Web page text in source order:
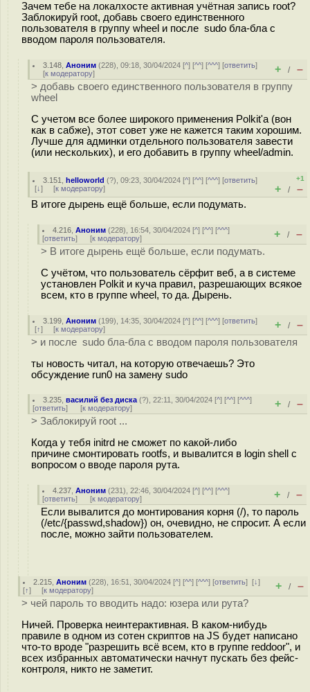
Зачем тебе на локалхосте активная учётная запись root?
Заблокируй root, добавь своего единственного
пользователя в группу wheel и после sudo бла-бла с
вводом пароля пользователя.
3.148 ,Аноним (228), 09:18, 30/04/2024 [^] [^^] [^^^] [ответить]
[к модератору] + / –
> добавь своего единственного пользователя в группу
wheel
С учетом все более широкого применения Polkit'а (вон
как в сабже), этот совет уже не кажется таким хорошим.
Лучше для админки отдельного пользователя завести
(или нескольких), и его добавить в группу wheel/admin.
3.151 ,helloworld (?), 09:23, 30/04/2024 [^] [^^] [^^^] [ответить]
[↓] [к модератору]
+1
+ / –
В итоге дырень ещё больше, если подумать.
4.216 ,Аноним (228), 16:54, 30/04/2024 [^] [^^] [^^^]
[ответить] [к модератору] + / –
> В итоге дырень ещё больше, если подумать.
С учётом, что пользователь сёрфит веб, а в системе
установлен Polkit и куча правил, разрешающих всякое
всем, кто в группе wheel, то да. Дырень.
3.199 ,Аноним (199), 14:35, 30/04/2024 [^] [^^] [^^^] [ответить]
[↑] [к модератору] + / –
> и после sudo бла-бла с вводом пароля пользователя
ты новость читал, на которую отвечаешь? Это
обсуждение run0 на замену sudo
3.235 ,василий без диска (?), 22:11, 30/04/2024 [^] [^^] [^^^]
[ответить] [к модератору] + / –
> Заблокируй root ...
Когда у тебя initrd не сможет по какой-либо
причине смонтировать rootfs, и вывалится в login shell с
вопросом о вводе пароля рута.
4.237 ,Аноним (231), 22:46, 30/04/2024 [^] [^^] [^^^]
[ответить] [к модератору] + / –
Если вывалится до монтирования корня (/), то пароль
(/etc/{passwd,shadow}) он, очевидно, не спросит. А если
после, можно зайти пользователем.
2.215 ,Аноним (228), 16:51, 30/04/2024 [^] [^^] [^^^] [ответить][↓]
[↑] [к модератору] + / –
> чей пароль то вводить надо: юзера или рута?
Ничей. Проверка неинтерактивная. В каком-нибудь
правиле в одном из сотен скриптов на JS будет написано
что-то вроде "разрешить всё всем, кто в группе reddoor", и
всех избранных автоматически начнут пускать без фейс-
контроля, никто не заметит.